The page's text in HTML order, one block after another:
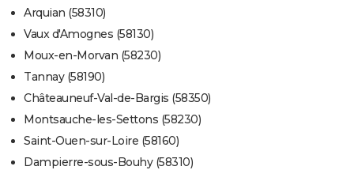
Arquian (58310)
Vaux d'Amognes (58130)
Moux-en-Morvan (58230)
Tannay (58190)
Châteauneuf-Val-de-Bargis (58350)
Montsauche-les-Settons (58230)
Saint-Ouen-sur-Loire (58160)
Dampierre-sous-Bouhy (58310)